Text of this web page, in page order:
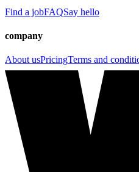
Find a jobFAQSay hello
company
About usPricingTerms and